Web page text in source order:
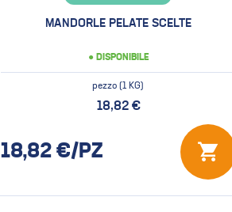
MANDORLE PELATE SCELTE
● DISPONIBILE
pezzo (1 KG)
18,82 €
18,82 €/PZ